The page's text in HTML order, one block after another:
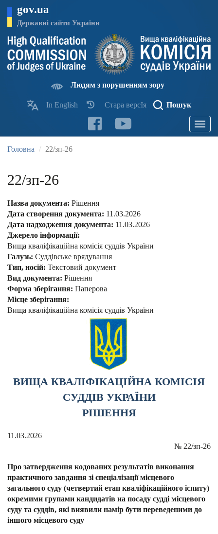
основного
матеріалу
gov.ua
Державні сайти України
Людям з порушенням зору
In English Стара версІя Пошук
Toggle
Головна 22/зп-26
22/зп-26
Назва документа: Рішення
Дата створення документа: 11.03.2026
Дата надходження документа: 11.03.2026
Джерело інформації:
Вища кваліфікаційна комісія суддів України
Галузь: Суддівське врядування
Тип, носій: Текстовий документ
Вид документа: Рішення
Форма зберігання: Паперова
Місце зберігання:
Вища кваліфікаційна комісія суддів України
ВИЩА КВАЛІФІКАЦІЙНА КОМІСІЯ
СУДДІВ УКРАЇНИ
РІШЕННЯ
11.03.2026
№ 22/зп-26
Про затвердження кодованих результатів виконання
практичного завдання зі спеціалізації місцевого
загального суду (четвертий етап кваліфікаційного іспиту)
окремими групами кандидатів на посаду судді місцевого
суду та суддів, які виявили намір бути переведеними до
іншого місцевого суду